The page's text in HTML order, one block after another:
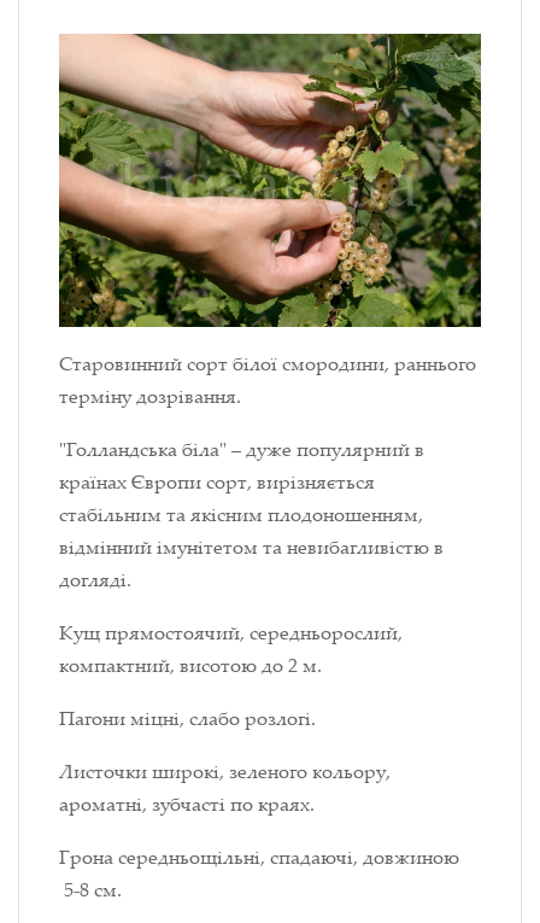
Старовинний сорт білої смородини, раннього
терміну дозрівання.
"Голландська біла" – дуже популярний в
країнах Європи сорт, вирізняється
стабільним та якісним плодоношенням,
відмінний імунітетом та невибагливістю в
догляді.
Кущ прямостоячий, середньорослий,
компактний, висотою до 2 м.
Пагони міцні, слабо розлогі.
Листочки широкі, зеленого кольору,
ароматні, зубчасті по краях.
Грона середньощільні, спадаючі, довжиною
5-8 см.